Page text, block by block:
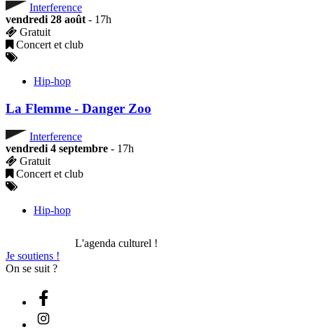
Interference
vendredi 28 août- 17h
Gratuit
Concert et club
Hip-hop
La Flemme - Danger Zoo
Interference
vendredi 4 septembre - 17h
Gratuit
Concert et club
Hip-hop
L'agenda culturel !
Je soutiens !
On se suit ?